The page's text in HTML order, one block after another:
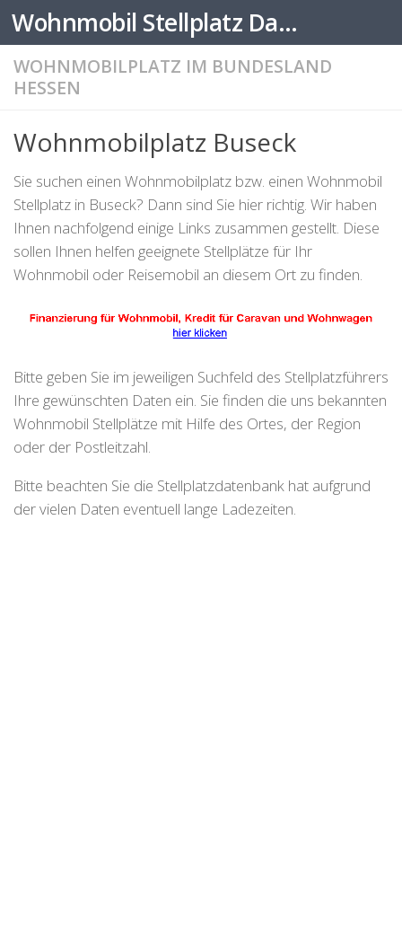
Zum Inhalt springen Wohnmobil Stellplatz Datenbank
WOHNMOBILPLATZ IM BUNDESLAND
HESSEN
Wohnmobilplatz Buseck
Sie suchen einen Wohnmobilplatz bzw. einen Wohnmobil
Stellplatz in Buseck? Dann sind Sie hier richtig. Wir haben
Ihnen nachfolgend einige Links zusammen gestellt. Diese
sollen Ihnen helfen geeignete Stellplätze für Ihr
Wohnmobil oder Reisemobil an diesem Ort zu finden.
Bitte geben Sie im jeweiligen Suchfeld des Stellplatzführers
Ihre gewünschten Daten ein. Sie finden die uns bekannten
Wohnmobil Stellplätze mit Hilfe des Ortes, der Region
oder der Postleitzahl.
Bitte beachten Sie die Stellplatzdatenbank hat aufgrund
der vielen Daten eventuell lange Ladezeiten.